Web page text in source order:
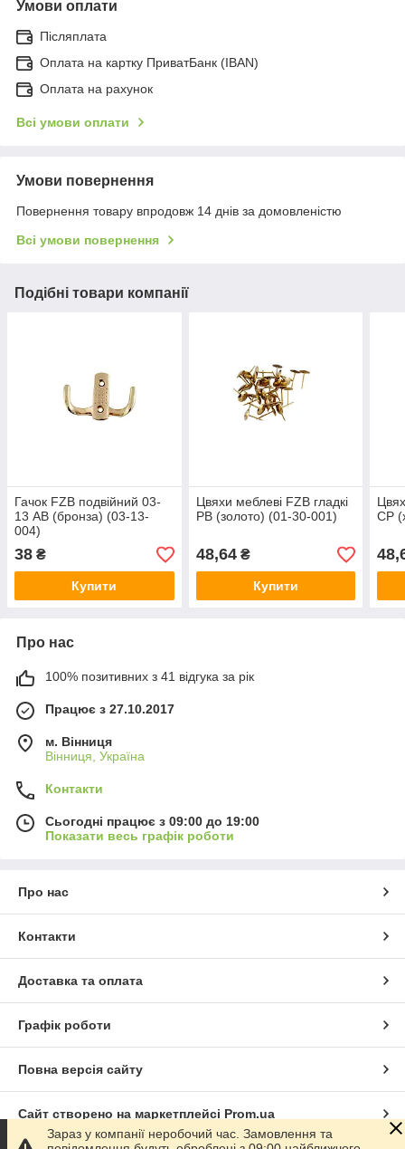
Умови оплати
Післяплата
Оплата на картку ПриватБанк (IBAN)
Оплата на рахунок
Всі умови оплати
Умови повернення
Повернення товару впродовж 14 днів за домовленістю
Всі умови повернення
Подібні товари компанії
Гачок FZB подвійний 03-
13 AB (бронза) (03-13-
004)
38 ₴
Купити
Цвяхи меблеві FZB гладкі
РВ (золото) (01-30-001)
48,64₴
Купити
CP
Про нас
100% позитивних з 41 відгука за рік
Працює з 27.10.2017
м. Вінниця
Вінниця, Україна
Контакти
Сьогодні працює з 09:00 до 19:00
Показати весь графік роботи
Про нас
Контакти
Доставка та оплата
Графік роботи
Повна версія сайту
Сайт створено на маркетплейсі Prom.ua
Зараз у компанії неробочий час. Замовлення та